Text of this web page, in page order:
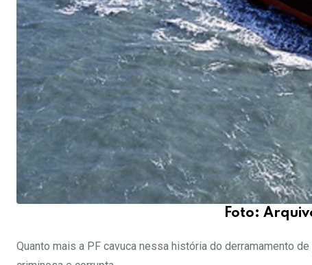
Foto:
Quanto mais a PF cavuca nessa história do derramamento